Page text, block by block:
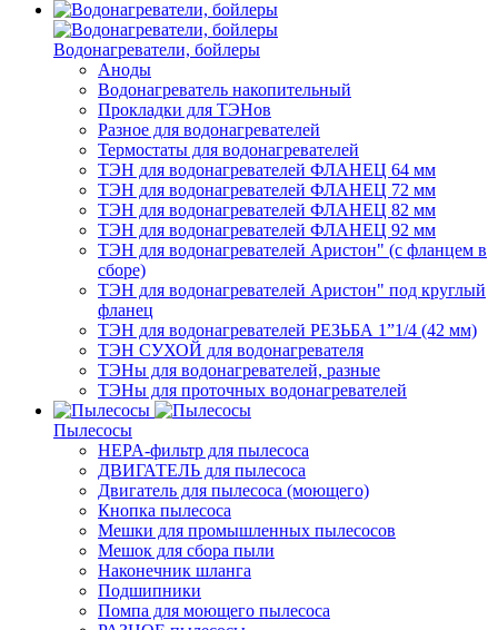
Водонагреватели, бойлеры
Аноды
Водонагреватель накопительный
Прокладки для ТЭНов
Разное для водонагревателей
Термостаты для водонагревателей
ТЭН для водонагревателей ФЛАНЕЦ 64 мм
ТЭН для водонагревателей ФЛАНЕЦ 72 мм
ТЭН для водонагревателей ФЛАНЕЦ 82 мм
ТЭН для водонагревателей ФЛАНЕЦ 92 мм
ТЭН для водонагревателей Аристон" (с фланцем в
сборе)
ТЭН для водонагревателей Аристон" под круглый
фланец
ТЭН для водонагревателей РЕЗЬБА 1”1/4 (42 мм)
ТЭН СУХОЙ для водонагревателя
ТЭНы для водонагревателей, разные
ТЭНы для проточных водонагревателей
Пылесосы
HEPA-фильтр для пылесоса
ДВИГАТЕЛЬ для пылесоса
Двигатель для пылесоса (моющего)
Кнопка пылесоса
Мешки для промышленных пылесосов
Мешок для сбора пыли
Наконечник шланга
Подшипники
Помпа для моющего пылесоса